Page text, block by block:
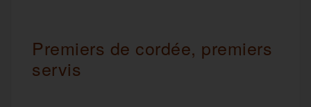
Premiers de cordée, premiers
servis